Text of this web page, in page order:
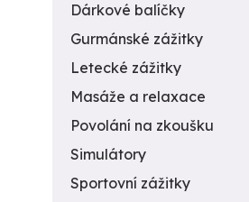
Dárkové balíčky
Gurmánské zážitky
Letecké zážitky
Masáže a relaxace
Povolání na zkoušku
Simulátory
Sportovní zážitky